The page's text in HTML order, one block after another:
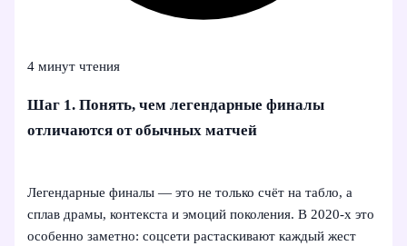
4 минут чтения
Шаг 1. Понять, чем легендарные финалы
отличаются от обычных матчей
Легендарные финалы — это не только счёт на табло, а
сплав драмы, контекста и эмоций поколения. В 2020‑х это
особенно заметно: соцсети растаскивают каждый жест